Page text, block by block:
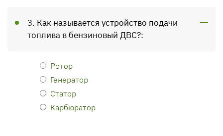
3. Как называется устройство подачи
топлива в бензиновый ДВС?:
Ротор
Генератор
Статор
Карбюратор